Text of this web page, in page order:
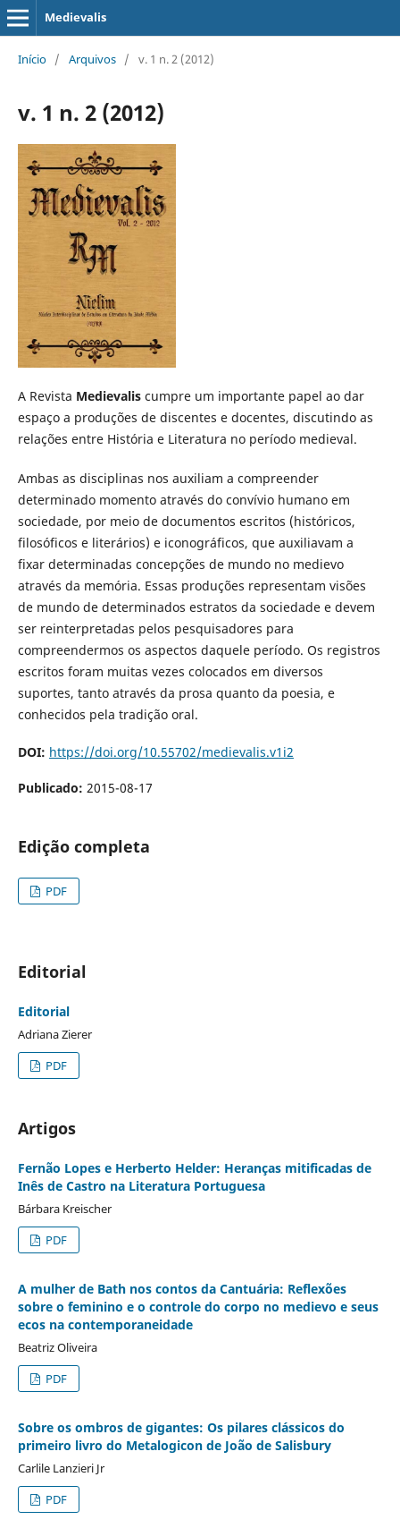
Medievalis
Início / Arquivos / v. 1 n. 2 (2012)
v. 1 n. 2 (2012)
A Revista Medievalis cumpre um importante papel ao dar
espaço a produções de discentes e docentes, discutindo as
relações entre História e Literatura no período medieval.
Ambas as disciplinas nos auxiliam a compreender
determinado momento através do convívio humano em
sociedade, por meio de documentos escritos (históricos,
filosóficos e literários) e iconográficos, que auxiliavam a
fixar determinadas concepções de mundo no medievo
através da memória. Essas produções representam visões
de mundo de determinados estratos da sociedade e devem
ser reinterpretadas pelos pesquisadores para
compreendermos os aspectos daquele período. Os registros
escritos foram muitas vezes colocados em diversos
suportes, tanto através da prosa quanto da poesia, e
conhecidos pela tradição oral.
DOI: https://doi.org/10.55702/medievalis.v1i2
Publicado: 2015-08-17
Edição completa
PDF
Editorial
Editorial
Adriana Zierer
PDF
Artigos
Fernão Lopes e Herberto Helder: Heranças mitificadas de
Inês de Castro na Literatura Portuguesa
Bárbara Kreischer
PDF
A mulher de Bath nos contos da Cantuária: Reflexões
sobre o feminino e o controle do corpo no medievo e seus
ecos na contemporaneidade
Beatriz Oliveira
PDF
Sobre os ombros de gigantes: Os pilares clássicos do
primeiro livro do Metalogicon de João de Salisbury
Carlile Lanzieri Jr
PDF